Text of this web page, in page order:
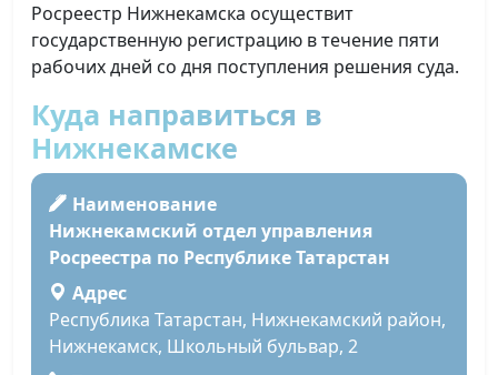
Росреестр Нижнекамска осуществит
государственную регистрацию в течение пяти
рабочих дней со дня поступления решения суда.
Куда направиться в
Нижнекамске
Наименование
Нижнекамский отдел управления
Росреестра по Республике Татарстан
Адрес
Республика Татарстан, Нижнекамский район,
Нижнекамск, Школьный бульвар, 2